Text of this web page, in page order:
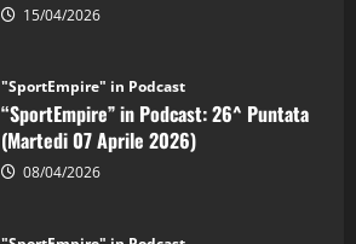
15/04/2026
"SportEmpire" in Podcast
“SportEmpire” in Podcast: 26^ Puntata
(Martedi 07 Aprile 2026)
08/04/2026